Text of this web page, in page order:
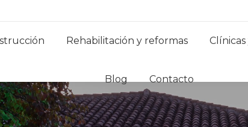
Rehabilitación y reformas
Blog Contacto